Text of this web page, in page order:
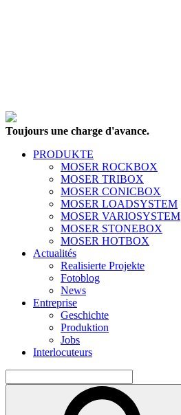
Toujours une charge d'avance.
PRODUKTE
MOSER ROCKBOX
MOSER TRIBOX
MOSER CONICBOX
MOSER LOADSYSTEM
MOSER VARIOSYSTEM
MOSER STONEBOX
MOSER HOTBOX
Actualités
Realisierte Projekte
Fotoblog
News
Entreprise
Geschichte
Produktion
Jobs
Interlocuteurs